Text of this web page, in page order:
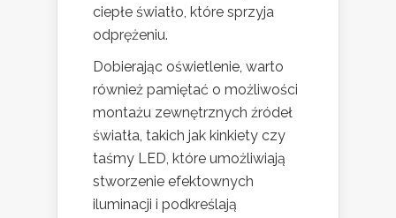
ciepłe światło, które sprzyja
odprężeniu.
Dobierając oświetlenie, warto
również pamiętać o możliwości
montażu zewnętrznych źródeł
światła, takich jak kinkiety czy
taśmy LED, które umożliwiają
stworzenie efektownych
iluminacji i podkreślają